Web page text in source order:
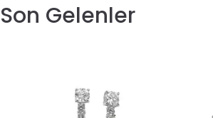
Son Gelenler